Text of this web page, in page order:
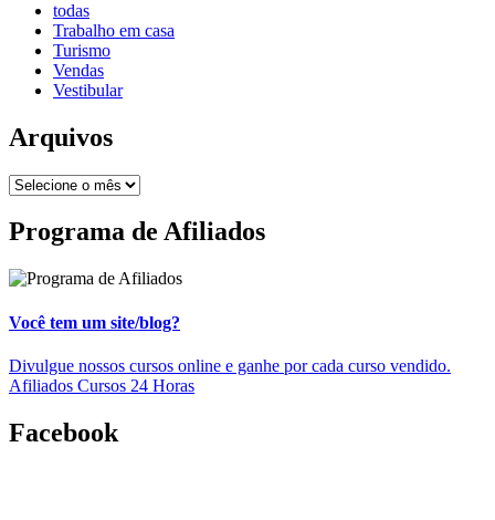
todas
Trabalho em casa
Turismo
Vendas
Vestibular
Arquivos
Programa de Afiliados
Você tem um site/blog?
Divulgue nossos cursos online e ganhe por cada curso vendido.
Afiliados Cursos 24 Horas
Facebook